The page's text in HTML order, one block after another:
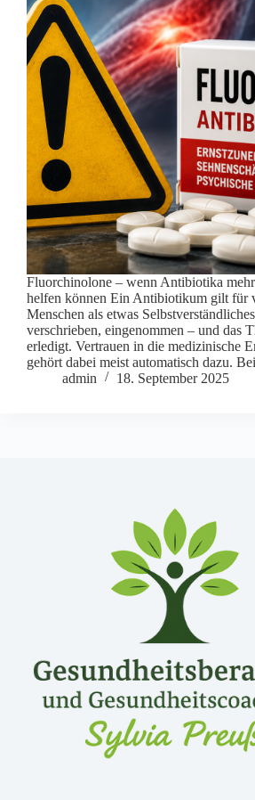
Fluorchinolone – wenn Antibiotika mehr
helfen können Ein Antibiotikum gilt für
Menschen als etwas
verschrieben, eingenommen – und das
erledigt. Vertrauen in die medizinische
gehört dabei meist automatisch dazu.
admin
18. September 2025